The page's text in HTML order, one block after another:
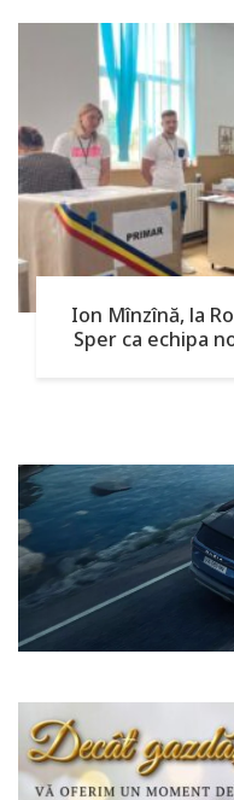
Ion Mînzînă, la
Sper ca echipa